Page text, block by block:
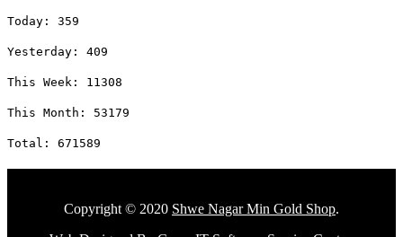
Today: 359
Yesterday: 409
This Week: 11308
This Month: 53179
Total: 671589
Copyright © 2020 Shwe Nagar Min Gold Shop.